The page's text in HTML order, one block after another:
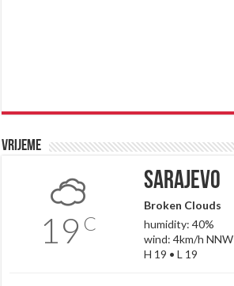
Vrijeme
19 C
Sarajevo
Broken Clouds
humidity: 40%
wind: 4km/h NNW
H 19 • L 19